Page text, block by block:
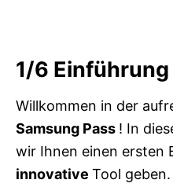
1/6 Einführung
Willkommen in der
Samsung Pass ! In
wir Ihnen einen ersten
innovative Tool